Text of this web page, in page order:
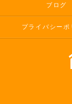
ブログ
プライバシーポ